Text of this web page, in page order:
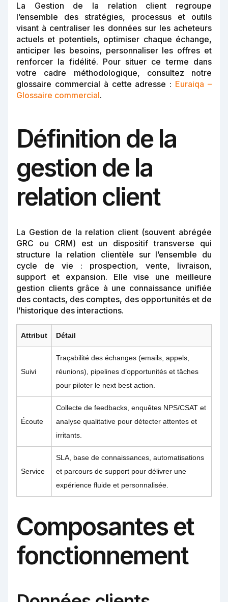
La Gestion de la relation client regroupe
l’ensemble des stratégies, processus et outils
visant à centraliser les données sur les acheteurs
actuels et potentiels, optimiser chaque échange,
anticiper les besoins, personnaliser les offres et
renforcer la fidélité. Pour situer ce terme dans
votre cadre méthodologique, consultez notre
glossaire commercial à cette adresse : Euraiqa –
Glossaire commercial.
Définition de la
gestion de la
relation client
La Gestion de la relation client (souvent abrégée
GRC ou CRM) est un dispositif transverse qui
structure la relation clientèle sur l’ensemble du
cycle de vie : prospection, vente, livraison,
support et expansion. Elle vise une meilleure
gestion clients grâce à une connaissance unifiée
des contacts, des comptes, des opportunités et de
l’historique des interactions.
Attribut Détail
Suivi
Traçabilité des échanges (emails, appels,
réunions), pipelines d’opportunités et tâches
pour piloter le next best action.
Écoute
Collecte de feedbacks, enquêtes NPS/CSAT et
analyse qualitative pour détecter attentes et
irritants.
Service
SLA, base de connaissances, automatisations
et parcours de support pour délivrer une
expérience fluide et personnalisée.
Composantes et
fonctionnement